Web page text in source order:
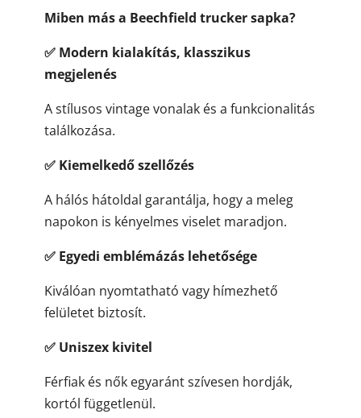
Miben más a Beechfield trucker sapka?
✅Modern kialakítás, klasszikus
megjelenés
A stílusos vintage vonalak és a funkcionalitás
találkozása.
✅Kiemelkedő szellőzés
A hálós hátoldal garantálja, hogy a meleg
napokon is kényelmes viselet maradjon.
✅Egyedi emblémázás lehetősége
Kiválóan nyomtatható vagy hímezhető
felületet biztosít.
✅Uniszex kivitel
Férfiak és nők egyaránt szívesen hordják,
kortól függetlenül.